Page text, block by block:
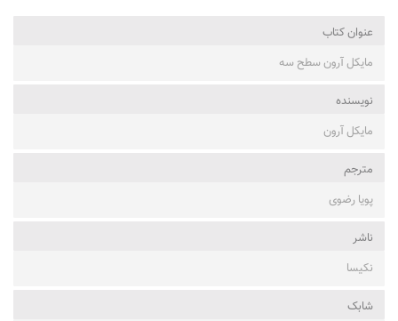
عنوان کتاب
مایکل آرون سطح سه
نویسنده
مایکل آرون
مترجم
پویا رضوی
ناشر
نکیسا
شابک